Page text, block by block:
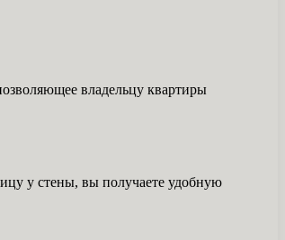
владельцу квартиры
у стены, вы получаете удобную